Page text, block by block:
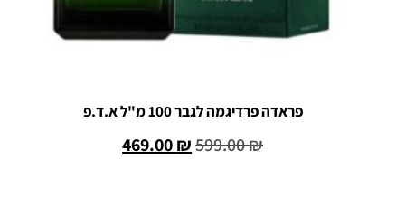
פראדה פרדיגמה לגבר 100 מ"ל א.ד.פ
599.00₪
469.00₪